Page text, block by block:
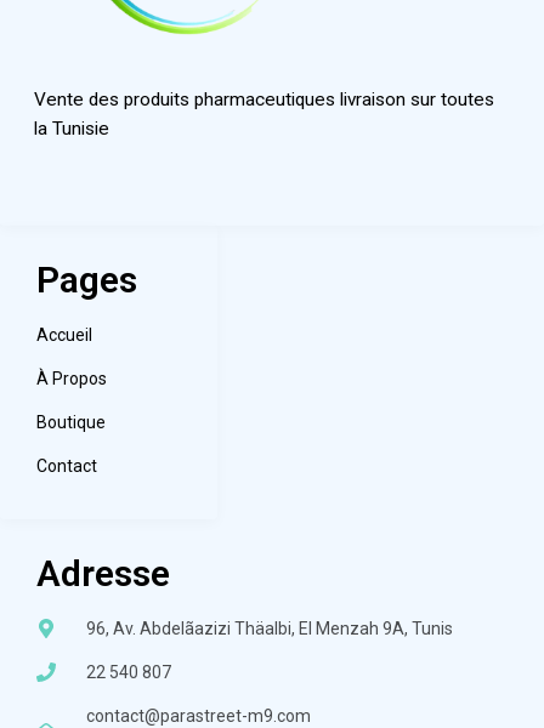
Vente des produits pharmaceutiques livraison sur toutes
la Tunisie
Pages
Accueil
À Propos
Boutique
Contact
Adresse
96, Av. Abdelãazizi Thäalbi, El Menzah 9A, Tunis
22 540 807
contact@parastreet-m9.com